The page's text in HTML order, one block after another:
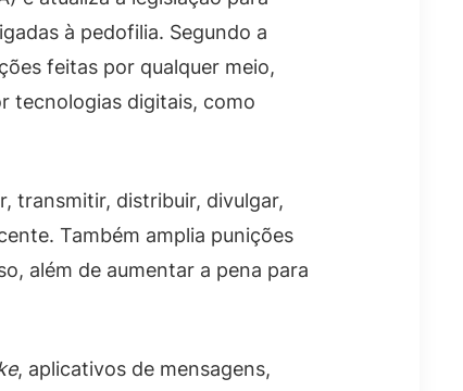
à pedofilia. Segundo a
feitas por qualquer meio,
tecnologias digitais, como
transmitir, distribuir, divulgar,
Também amplia punições
além de aumentar a pena para
, aplicativos de mensagens,